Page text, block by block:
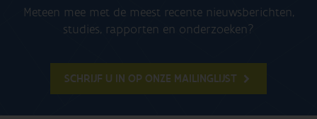
Meteen mee met de meest recente nieuwsberichten,
studies, rapporten en onderzoeken?
SCHRIJF U IN OP ONZE MAILINGLIJST